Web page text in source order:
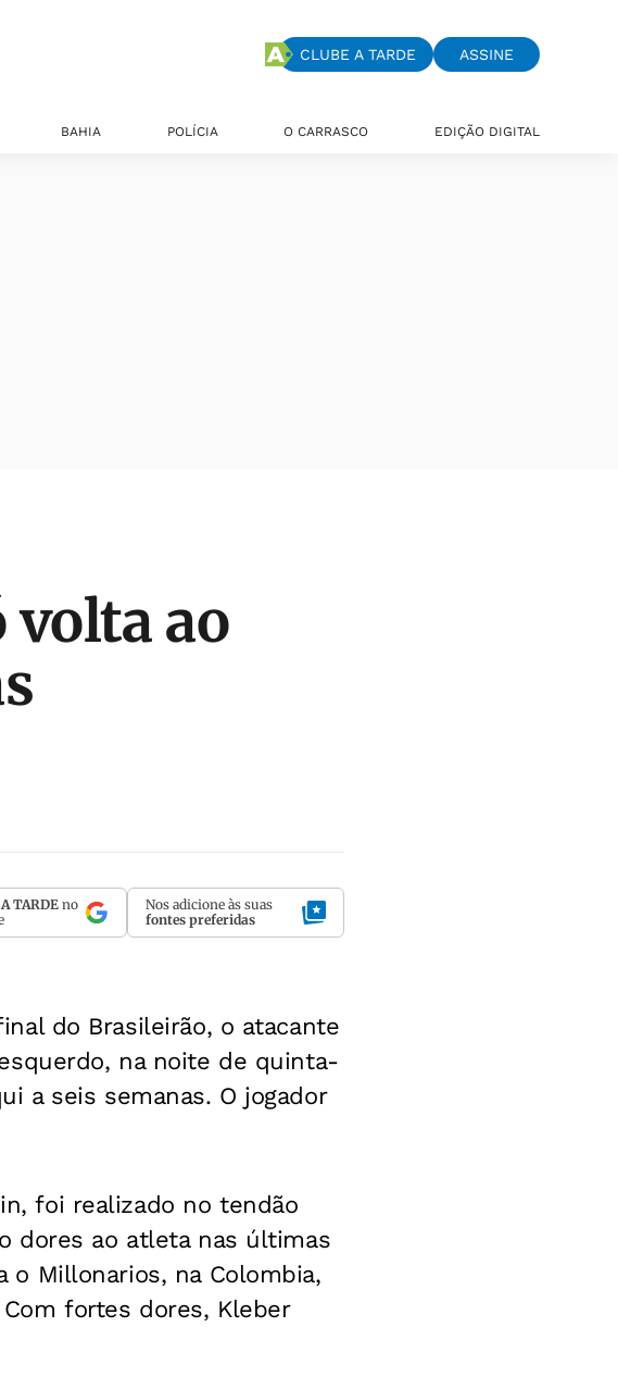
CLUBE A TARDE ASSINE
BAHIA POLÍCIA O CARRASCO EDIÇÃO DIGITAL
volta ao
A TARDE no
Nos adicione às suas
fontes preferidas
do Brasileirão, o atacante
na noite de quinta-
a seis semanas. O jogador
foi realizado no tendão
dores ao atleta nas últimas
o Millonarios, na Colombia,
fortes dores, Kleber